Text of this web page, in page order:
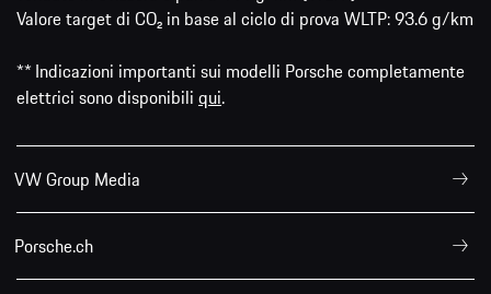
Valore target di CO₂ in base al ciclo di prova WLTP: 93.6 g/km
** Indicazioni importanti sui modelli Porsche completamente
elettrici sono disponibili qui.
VW Group Media
Porsche.ch